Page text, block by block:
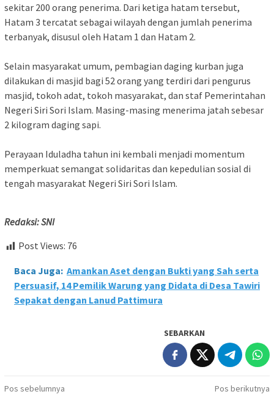
sekitar 200 orang penerima. Dari ketiga hatam tersebut,
Hatam 3 tercatat sebagai wilayah dengan jumlah penerima
terbanyak, disusul oleh Hatam 1 dan Hatam 2.
Selain masyarakat umum, pembagian daging kurban juga
dilakukan di masjid bagi 52 orang yang terdiri dari pengurus
masjid, tokoh adat, tokoh masyarakat, dan staf Pemerintahan
Negeri Siri Sori Islam. Masing-masing menerima jatah sebesar
2 kilogram daging sapi.
Perayaan Iduladha tahun ini kembali menjadi momentum
memperkuat semangat solidaritas dan kepedulian sosial di
tengah masyarakat Negeri Siri Sori Islam.
Redaksi: SNI
Post Views: 76
Baca Juga: Amankan Aset dengan Bukti yang Sah serta
Persuasif, 14 Pemilik Warung yang Didata di Desa Tawiri
Sepakat dengan Lanud Pattimura
SEBARKAN
Navigasi
Pos sebelumnya
Pos berikutnya